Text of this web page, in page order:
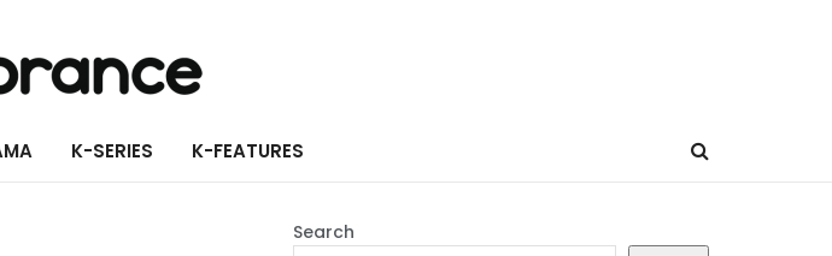
K-SERIES K-FEATURES
Search